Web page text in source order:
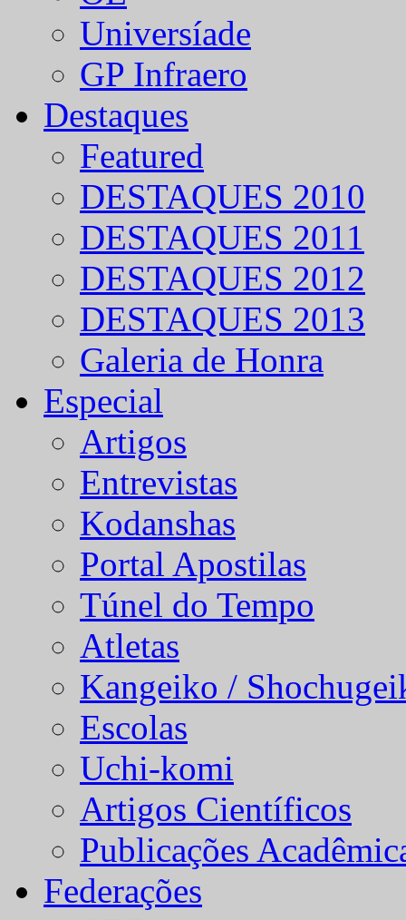
Universíade
GP Infraero
Destaques
Featured
DESTAQUES 2010
DESTAQUES 2011
DESTAQUES 2012
DESTAQUES 2013
Galeria de Honra
Especial
Artigos
Entrevistas
Kodanshas
Portal Apostilas
Túnel do Tempo
Atletas
Kangeiko /
Escolas
Uchi-komi
Artigos Científicos
Publicações
Federações